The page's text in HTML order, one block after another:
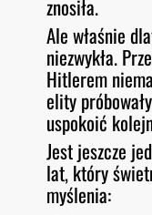
znosiła.
Ale właśnie
niezwykła.
Hitlerem
elity
uspokoić
Jest jeszcze
lat, który
myślenia: